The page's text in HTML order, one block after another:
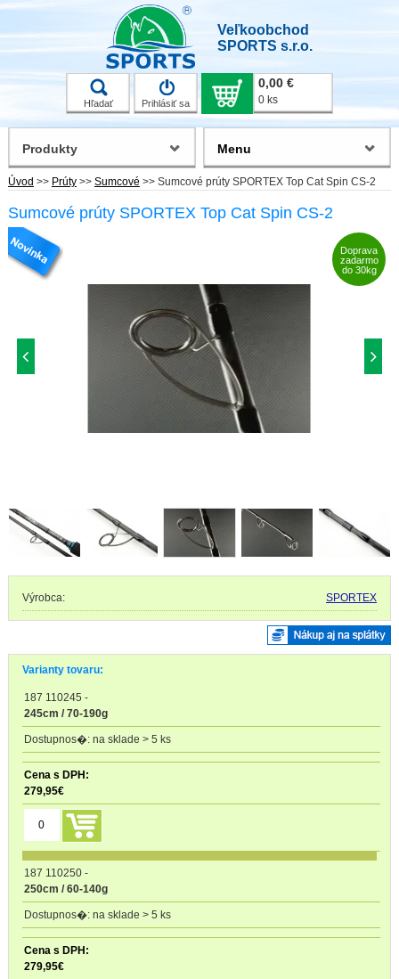
Veľkoobchod
SPORTS s.r.o.
Hľadať Prihlásiť sa
0,00 €
0 ks
Úvod >> Prúty >> Sumcové >> Sumcové prúty SPORTEX Top Cat Spin CS-2
Sumcové prúty SPORTEX Top Cat Spin CS-2
Doprava
zadarmo
do 30kg
Výrobca: SPORTEX
Varianty tovaru:
187 110245 -
245cm / 70-190g
na sklade > 5 ks
279,95€
187 110250-
250cm / 60-140g
na sklade > 5 ks
279,95€
Produkty Menu